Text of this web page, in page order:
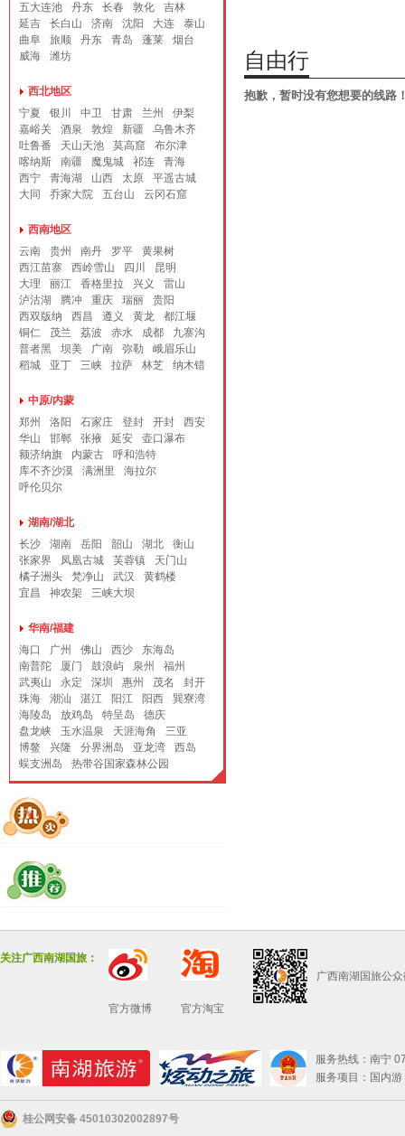
五大连池
丹东 长春 敦化
吉林
延吉
长白山 济南 沈阳 大连
泰山
曲阜
旅顺 丹东 青岛 蓬莱
烟台
威海
潍坊
西北地区
宁夏
银川 中卫 甘肃 兰州
伊梨
嘉峪关
酒泉 敦煌 新疆
乌鲁木齐
吐鲁番
天山天池 莫高窟
布尔津
喀纳斯
南疆 魔鬼城 祁连
青海
西宁
青海湖 山西 太原
平遥古城
大同
乔家大院 五台山 云冈石窟
西南地区
云南
贵州 南丹 罗平
黄果树
西江苗寨
西岭雪山 四川
昆明
大理
丽江 香格里拉 兴义
雷山
泸沽湖
腾冲 重庆 瑞丽
贵阳
西双版纳
西昌 遵义 黄龙
都江堰
铜仁
茂兰 荔波 赤水 成都
九寨沟
普者黑
坝美 广南 弥勒
峨眉乐山
稻城
亚丁 三峡 拉萨 林芝 纳木错
中原/内蒙
郑州
洛阳 石家庄 登封 开封
西安
华山
邯郸 张掖 延安
壶口瀑布
额济纳旗
内蒙古
呼和浩特
库不齐沙漠
满洲里
海拉尔
呼伦贝尔
湖南/湖北
长沙
湖南 岳阳 韶山 湖北
衡山
张家界
凤凰古城 芙蓉镇
天门山
橘子洲头
梵净山 武汉
黄鹤楼
宜昌
神农架 三峡大坝
华南/福建
海口
广州 佛山 西沙
东海岛
南普陀
厦门 鼓浪屿 泉州
福州
武夷山
永定 深圳 惠州 茂名
封开
珠海
潮汕 湛江 阳江 阳西
巽寮湾
海陵岛
放鸡岛 特呈岛
德庆
盘龙峡
玉水温泉 天涯海角
三亚
博鳌
兴隆 分界洲岛 亚龙湾
西岛
蜈支洲岛
热带谷国家森林公园
自由行
抱歉，暂时没有您想要的线路
关注广西南湖国旅：
官方微博 官方淘宝
广西南湖国旅公
服务热线：南宁
服务项目：国内
桂公网安备 45010302002897号